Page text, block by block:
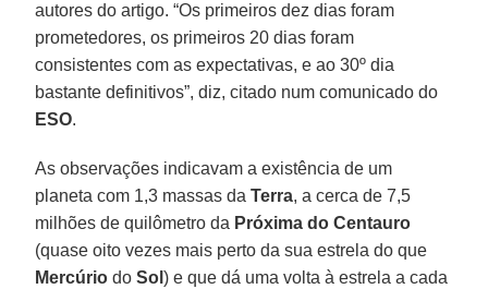
autores do artigo. “Os primeiros dez dias foram
prometedores, os primeiros 20 dias foram
consistentes com as expectativas, e ao 30º dia
bastante definitivos”, diz, citado num comunicado do
ESO.
As observações indicavam a existência de um
planeta com 1,3 massas daTerra, a cerca de 7,5
milhões de quilômetro da Próxima do Centauro
(quase oito vezes mais perto da sua estrela do que
Mercúrio doSol) e que dá uma volta à estrela a cada